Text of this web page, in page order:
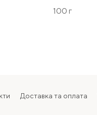
100 г
Доставка та оплата